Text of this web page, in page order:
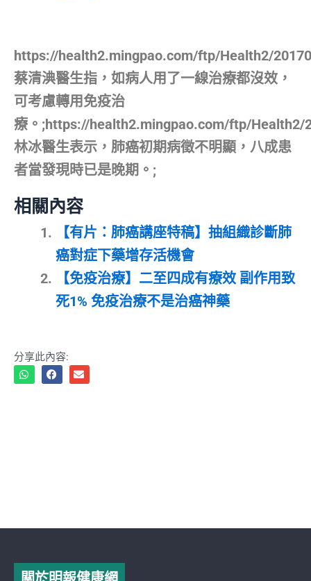
https://health2.mingpao.com/ftp/Health2/
蔡清淟醫生指，如病人用了一線治療都沒效，
可考慮轉用免疫治
療。;https://health2.mingpao.com/ftp/Health2/
林冰醫生表示，肺癌初期病徵不明顯，八成患
者當發現時已是晚期。;
相關內容
【有片：肺癌講座特稿】抽組織診斷肺
癌對症下藥增存活機會
【免疫治療】二至四成有療效 副作用致
死1% 免疫治療不是治癌神藥
分享此內容: